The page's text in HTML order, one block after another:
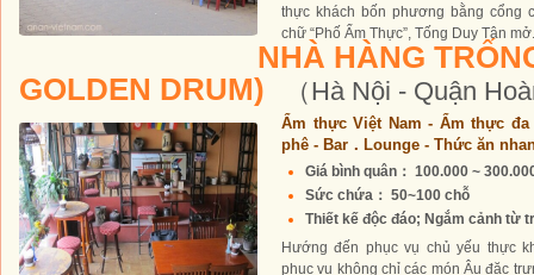
thực khách bốn phương bằng cổng
chữ “Phố Ẩm Thực”, Tống Duy Tân
NHÀ HÀNG
GOLDEN DRUM)
（Hà Nội - Quận
Ẩm thực Việt Nam - Ẩm thực đa
phê - Bar．Lounge - Thức ăn
Giá bình quân： 100.000 ~
Sức chứa： 50~100 chỗ
Thiết kế độc đáo; Ngắm cảnh từ
Hướng đến phục vụ chủ yếu thực
phục vụ không chỉ các món Âu đặc